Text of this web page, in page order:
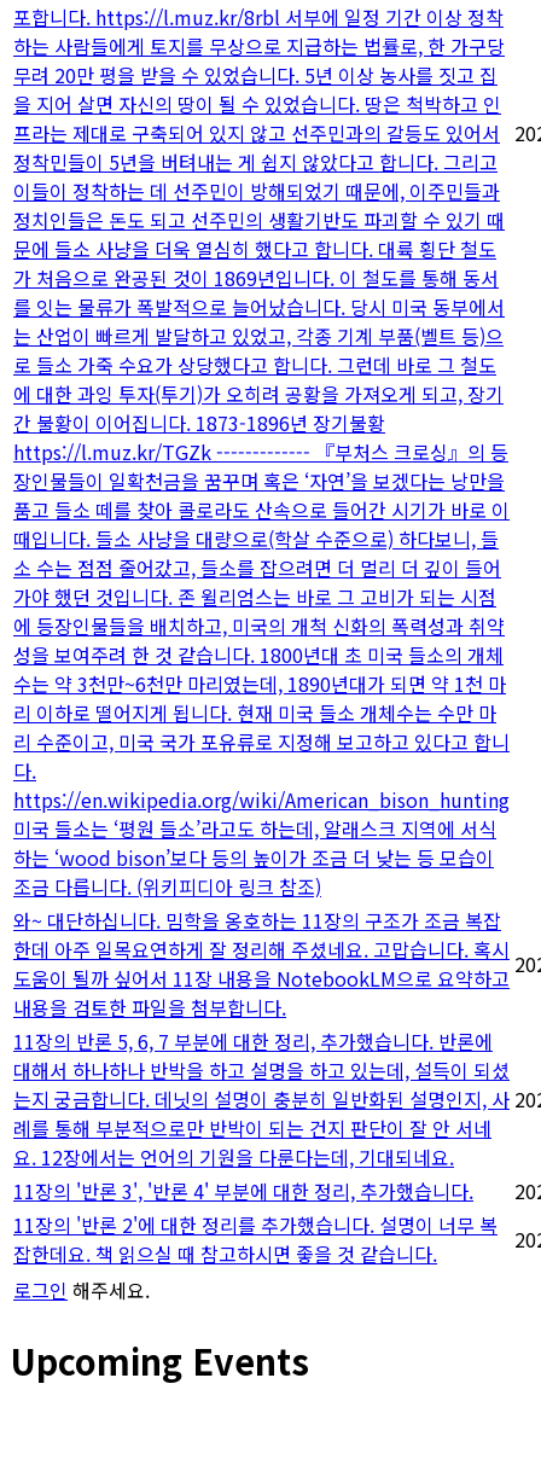
포합니다. https://l.muz.kr/8rbl 서부에 일정 기간 이상 정착
하는 사람들에게 토지를 무상으로 지급하는 법률로, 한 가구당
무려 20만 평을 받을 수 있었습니다. 5년 이상 농사를 짓고 집
을 지어 살면 자신의 땅이 될 수 있었습니다. 땅은 척박하고 인
프라는 제대로 구축되어 있지 않고 선주민과의 갈등도 있어서
정착민들이 5년을 버텨내는 게 쉽지 않았다고 합니다. 그리고
이들이 정착하는 데 선주민이 방해되었기 때문에, 이주민들과
정치인들은 돈도 되고 선주민의 생활기반도 파괴할 수 있기 때
문에 들소 사냥을 더욱 열심히 했다고 합니다. 대륙 횡단 철도
가 처음으로 완공된 것이 1869년입니다. 이 철도를 통해 동서
를 잇는 물류가 폭발적으로 늘어났습니다. 당시 미국 동부에서
는 산업이 빠르게 발달하고 있었고, 각종 기계 부품(벨트 등)으
로 들소 가죽 수요가 상당했다고 합니다. 그런데 바로 그 철도
에 대한 과잉 투자(투기)가 오히려 공황을 가져오게 되고, 장기
간 불황이 이어집니다. 1873-1896년 장기불황
https://l.muz.kr/TGZk ------------- 『부처스 크로싱』의 등
장인물들이 일확천금을 꿈꾸며 혹은 ‘자연’을 보겠다는 낭만을
품고 들소 떼를 찾아 콜로라도 산속으로 들어간 시기가 바로 이
때입니다. 들소 사냥을 대량으로(학살 수준으로) 하다보니, 들
소 수는 점점 줄어갔고, 들소를 잡으려면 더 멀리 더 깊이 들어
가야 했던 것입니다. 존 윌리엄스는 바로 그 고비가 되는 시점
에 등장인물들을 배치하고, 미국의 개척 신화의 폭력성과 취약
성을 보여주려 한 것 같습니다. 1800년대 초 미국 들소의 개체
수는 약 3천만~6천만 마리였는데, 1890년대가 되면 약 1천 마
리 이하로 떨어지게 됩니다. 현재 미국 들소 개체수는 수만 마
리 수준이고, 미국 국가 포유류로 지정해 보고하고 있다고 합니
다.
https://en.wikipedia.org/wiki/American_bison_hunting
미국 들소는 ‘평원 들소’라고도 하는데, 알래스크 지역에 서식
하는 ‘wood bison’보다 등의 높이가 조금 더 낮는 등 모습이
조금 다릅니다. (위키피디아 링크 참조)
와~ 대단하십니다. 밈학을 옹호하는 11장의 구조가 조금 복잡
한데 아주 일목요연하게 잘 정리해 주셨네요. 고맙습니다. 혹시
도움이 될까 싶어서 11장 내용을 NotebookLM으로 요약하고
내용을 검토한 파일을 첨부합니다.
11장의 반론 5, 6, 7 부분에 대한 정리, 추가했습니다. 반론에
대해서 하나하나 반박을 하고 설명을 하고 있는데, 설득이 되셨
는지 궁금합니다. 데닛의 설명이 충분히 일반화된 설명인지, 사
례를 통해 부분적으로만 반박이 되는 건지 판단이 잘 안 서네
요. 12장에서는 언어의 기원을 다룬다는데, 기대되네요.
11장의 '반론 3', '반론 4' 부분에 대한 정리, 추가했습니다.
11장의 '반론 2'에 대한 정리를 추가했습니다. 설명이 너무 복
잡한데요. 책 읽으실 때 참고하시면 좋을 것 같습니다.
로그인 해주세요.
Upcoming Events